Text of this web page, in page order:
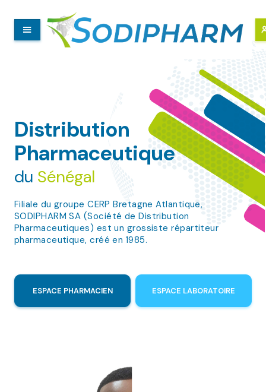
Distribution
Pharmaceutique
du Sénégal
Filiale du groupe CERP Bretagne Atlantique,
SODIPHARM SA (Société de Distribution
Pharmaceutiques) est un grossiste répartiteur
pharmaceutique, créé en 1985.
ESPACE PHARMACIEN ESPACE LABORATOIRE